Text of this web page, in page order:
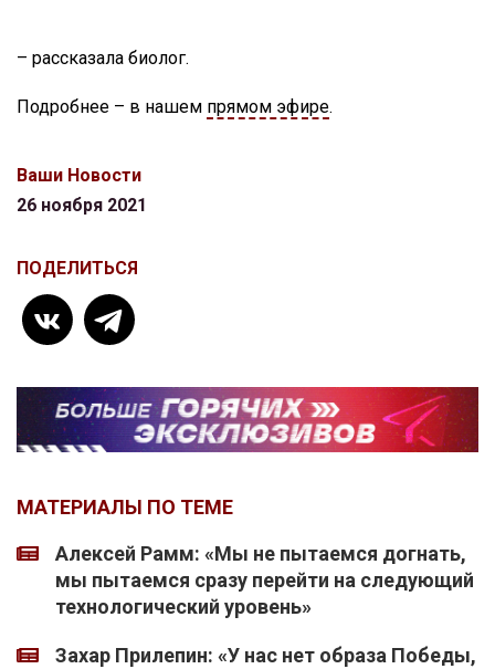
– рассказала биолог.
Подробнее – в нашем прямом эфире.
Ваши Новости
26 ноября 2021
ПОДЕЛИТЬСЯ
МАТЕРИАЛЫ ПО ТЕМЕ
Алексей Рамм: «Мы не пытаемся догнать,
мы пытаемся сразу перейти на следующий
технологический уровень»
Захар Прилепин: «У нас нет образа Победы,